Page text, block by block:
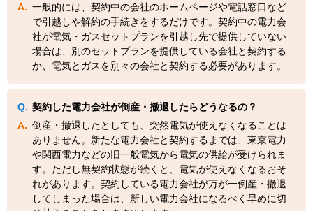
一般的には、契約中の会社のホームページや電話窓口など
で引越しや解約の手続きをするだけです。契約中の電力会
社が電気・ガスセットプランを引越し先で提供していない
場合は、別のセットプランを提供している会社と契約する
か、電気とガスを別々の会社と契約する必要があります。
契約した電力会社が倒産・撤退したらどうなるの？
倒産・撤退したとしても、突然電気が使えなくなることは
ありません。新たな電力会社と契約するまでは、東京電力
や関西電力などの旧一般電気から電気の供給が受けられま
す。ただし無契約状態が続くと、電気が使えなくなるおそ
れがあります。契約している電力会社が万が一倒産・撤退
してしまった場合は、新しい電力会社になるべく早めに切